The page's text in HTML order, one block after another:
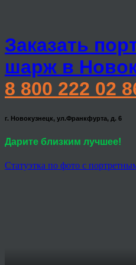
Заказать
шарж в
8 800 222 02
г. Новокузнецк, ул.Франкфурта, д. 6
Дарите близким лучшее!
Статуэтка по фото с